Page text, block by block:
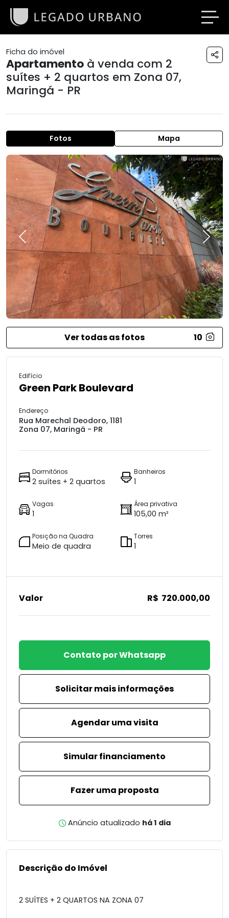
Ficha do imóvel
Apartamento à venda com 2
suítes + 2 quartos em Zona 07,
Maringá - PR
Fotos Mapa
Previous Next
Ver todas as fotos 10
Edifício
Green Park Boulevard
Endereço
Rua Marechal Deodoro, 1181
Zona 07, Maringá - PR
Dormitórios
2 suítes + 2 quartos
Banheiros
1
Vagas
1
Área privativa
105,00 m²
Posição na Quadra
Meio de quadra
Torres
1
Valor R$ 720.000,00
Contato por Whatsapp
Solicitar mais informações
Agendar uma visita
Simular financiamento
Fazer uma proposta
Anúncio atualizado há 1 dia
Descrição do Imóvel
2 SUÍTES + 2 QUARTOS NA ZONA 07